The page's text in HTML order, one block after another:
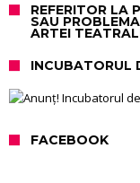
REFERITOR LA
SAU
ARTEI
INCUBATORUL
FACEBOOK